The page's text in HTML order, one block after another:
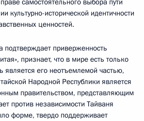
самостоятельного выбора пути
культурно-исторической идентичности
ценностей.
подтверждает приверженность
признает, что в мире есть только
является его неотъемлемой частью,
Народной Республики является
правительством, представляющим
против независимости Тайваня
форме, твердо поддерживает